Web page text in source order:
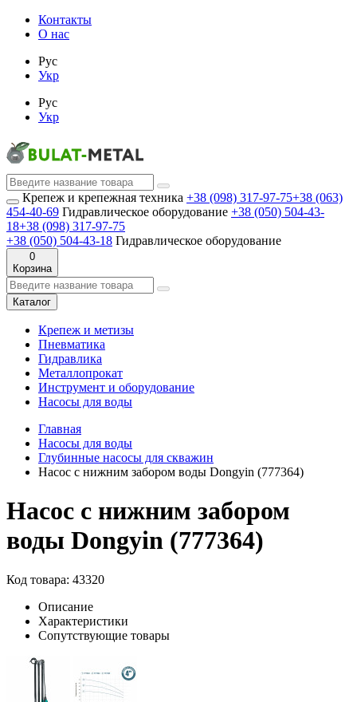
Контакты
О нас
Рус
Укр
Рус
Укр
Крепеж и крепежная техника +38 (098) 317-97-75+38 (063)
454-40-69 Гидравлическое оборудование +38 (050) 504-43-
18+38 (098) 317-97-75
+38 (050) 504-43-18 Гидравлическое оборудование
0
Корзина
Каталог
Крепеж и метизы
Пневматика
Гидравлика
Металлопрокат
Инструмент и оборудование
Насосы для воды
Главная
Насосы для воды
Глубинные насосы для скважин
Насос с нижним забором воды Dongyin (777364)
Насос с нижним забором
воды Dongyin (777364)
Код товара: 43320
Описание
Характеристики
Сопутствующие товары